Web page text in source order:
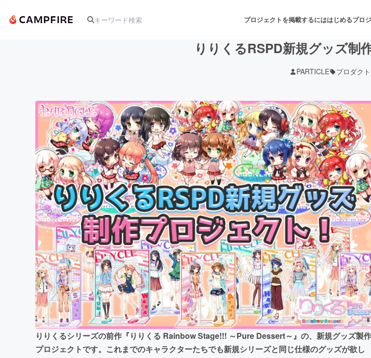
プロジェクトを掲載するにははじめるプロ
アート・写真 音楽 舞
テクノロジー・ガジェット ゲーム・サービス開発
映像・映画 書籍・雑誌出版 ア
ビジネス・起業 チャレンジ ビ
まちづくり・地域活性化
CAMPFIRE for Social Good
CAMPFIREふるさと納税machi-yaコ
りりくるRSPD新規グッズ制
PARTICLE プロダクト
りりくるシリーズの前作『りりくる Rainbow Stage!!! ～Pure Dessert～』の、新規グッズ製作
プロジェクトです。これまでのキャラクターたちでも新規シリーズと同じ仕様のグッズが欲し